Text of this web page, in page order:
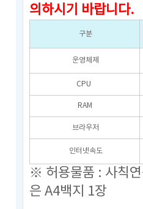
의하시기 바랍니다.
구분
운영체제
CPU
RAM
브라우저
인터넷속도
※ 허용물품 : 사칙
은 A4백지 1장